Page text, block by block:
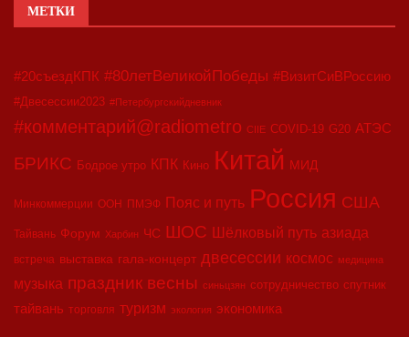
МЕТКИ
#20съездКПК #80летВеликойПобеды #ВизитСиВРоссию
#Двесессии2023 #Петербургскийдневник
#комментарий@radiometro CIIE COVID-19 G20 АТЭС
БРИКС Бодрое утро КПК Кино Китай МИД
Минкоммерции ООН ПМЭФ Пояс и путь Россия США
Тайвань Форум Харбин ЧС ШОС Шёлковый путь азиада
встреча выставка гала-концерт двесессии космос медицина
музыка праздник весны синьцзян сотрудничество спутник
тайвань торговля туризм экология экономика